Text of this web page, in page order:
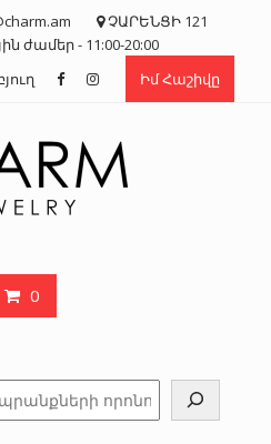
ՉԱՐԵՆՑԻ 121
ժամեր - 11:00-20:00
Իմ Հաշիվը
0
Որոնել